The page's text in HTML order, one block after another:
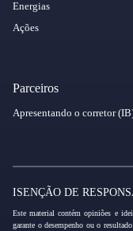
Energias
Ações
Parceiros
Apresentando o corretor
ISENÇÃO DE
Este material contém opiniões e
garante o desempenho ou o